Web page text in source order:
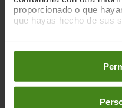
proporcionado o que
que hayas hecho de sus
preferencias accediendo
en los botones facilitados
comercio justo).
(grupo de trabajo
Andalucía: Grupo